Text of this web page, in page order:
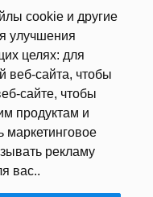
cookie и другие
улучшения
целях: для
веб-сайта, чтобы
сайте, чтобы
продуктам и
маркетинговое
рекламу
вас..